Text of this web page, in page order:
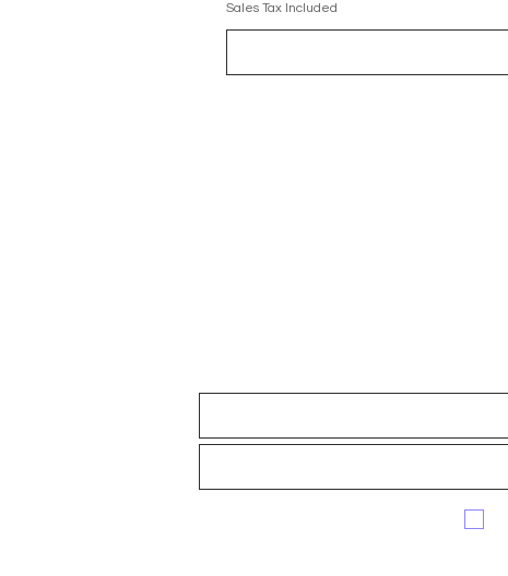
Sales Tax Included